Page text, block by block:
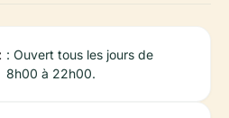
: Ouvert tous les jours de
8h00 à 22h00.